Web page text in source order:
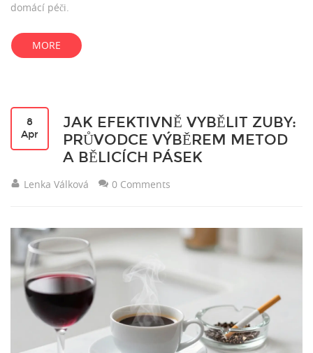
domácí péči.
MORE
8
Apr
JAK EFEKTIVNĚ VYBĚLIT ZUBY:
PRŮVODCE VÝBĚREM METOD
A BĚLICÍCH PÁSEK
Lenka Válková 0 Comments